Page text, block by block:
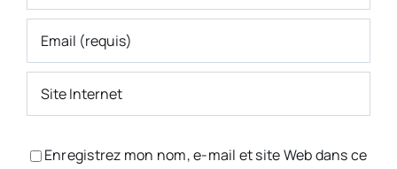
Enregistrez mon nom, e-mail et site Web dans ce